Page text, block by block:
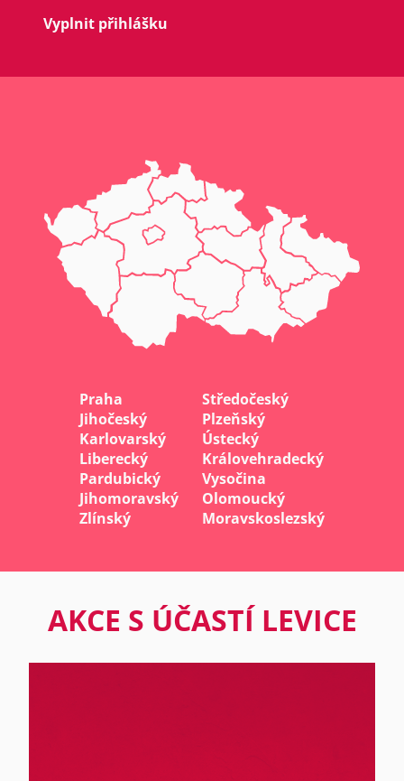
Vyplnit přihlášku
Praha
Středočeský
Jihočeský
Plzeňský
Karlovarský
Ústecký
Liberecký
Královehradecký
Pardubický
Vysočina
Jihomoravský
Olomoucký
Zlínský
Moravskoslezský
AKCE S ÚČASTÍ LEVICE